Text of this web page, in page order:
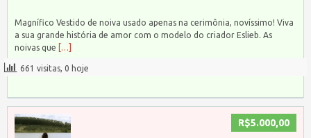
Magnífico Vestido de noiva usado apenas na cerimônia, novíssimo! Viva
a sua grande história de amor com o modelo do criador Eslieb. As
noivas que
[…]
661 visitas, 0 hoje
R$5.000,00